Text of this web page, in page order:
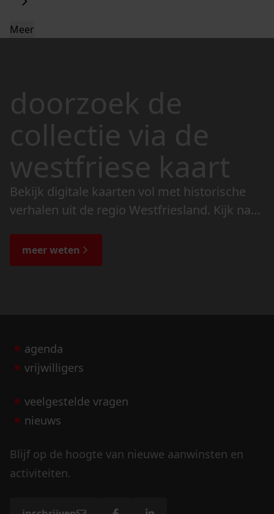
Meer
doorzoek de
collectie via de
westfriese kaart
Bekijk digitale kaarten vol met historische
verhalen uit de regio Westfriesland. Kijk naar
de bijzondere verhalen.
meer weten
agenda
vrijwilligers
veelgestelde vragen
nieuws
Blijf op de hoogte van nieuwe aanwinsten en
activiteiten.